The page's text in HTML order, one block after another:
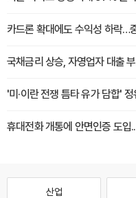
카드론 확대에도 수익성 하락…
국채금리 상승, 자영업자 대출
'미·이란 전쟁 틈타 유가 담합'
휴대전화 개통에 안면인증 도입
산업